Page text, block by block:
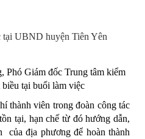
tại UBND huyện Tiên Yên
Giám đốc Trung tâm kiểm
biều tại buổi làm việc
thành viên trong đoàn công tác
tại, hạn chế từ đó hướng dẫn,
của địa phương để hoàn thành